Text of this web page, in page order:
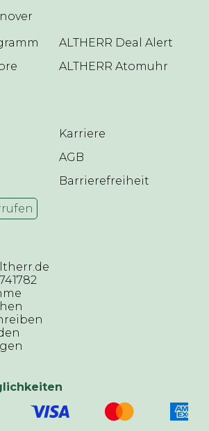
ALTHERR Deal Alert
ALTHERR Atomuhr
Karriere
AGB
Barrierefreiheit